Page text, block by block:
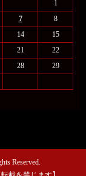
1
7
8
14
15
21
22
28
29
Reserved.